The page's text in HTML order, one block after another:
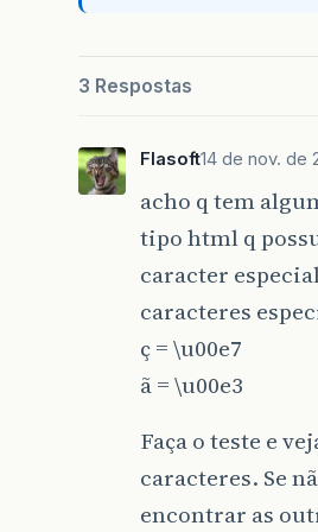
3 Respostas
Flasoft14 de nov. de
acho q tem
tipo html q
caracter
caracteres
ç = \u00e7
ã = \u00e3
Faça o teste e
caracteres. Se
encontrar as